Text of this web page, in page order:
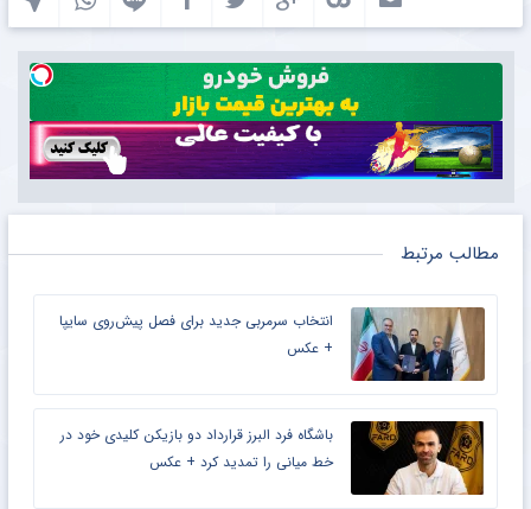
مطالب مرتبط
انتخاب سرمربی جدید برای فصل پیش‌روی سایپا
+ عکس
باشگاه فرد البرز قرارداد دو بازیکن کلیدی خود در
خط میانی را تمدید کرد + عکس